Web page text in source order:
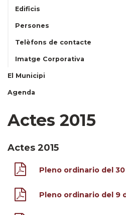
Edificis
Persones
Telèfons de contacte
Imatge Corporativa
El Municipi
Agenda
Actes 2015
Actes 2015
Pleno ordinario del
Pleno ordinario del 9